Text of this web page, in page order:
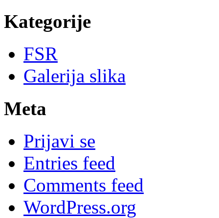
Kategorije
FSR
Galerija slika
Meta
Prijavi se
Entries feed
Comments feed
WordPress.org